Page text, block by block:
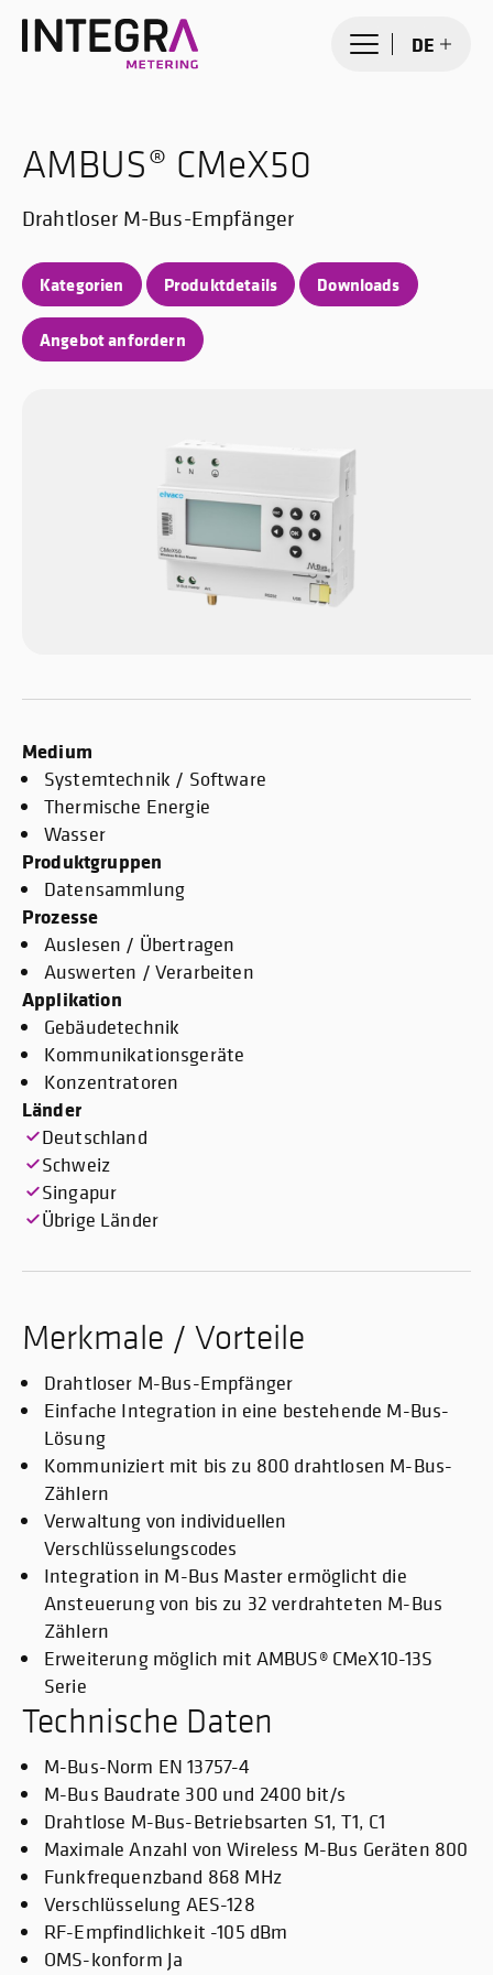
DE
AMBUS® CMeX50
Drahtloser M-Bus-Empfänger
Kategorien Produktdetails Downloads
Angebot anfordern
Medium
Systemtechnik / Software
Thermische Energie
Wasser
Produktgruppen
Datensammlung
Prozesse
Auslesen / Übertragen
Auswerten / Verarbeiten
Applikation
Gebäudetechnik
Kommunikationsgeräte
Konzentratoren
Länder
Deutschland
Schweiz
Singapur
Übrige Länder
Merkmale / Vorteile
Drahtloser M-Bus-Empfänger
Einfache Integration in eine bestehende M-Bus-
Lösung
Kommuniziert mit bis zu 800 drahtlosen M-Bus-
Zählern
Verwaltung von individuellen
Verschlüsselungscodes
Integration in M-Bus Master ermöglicht die
Ansteuerung von bis zu 32 verdrahteten M-Bus
Zählern
Erweiterung möglich mit AMBUS® CMeX10-13S
Serie
Technische Daten
M-Bus-Norm EN 13757-4
M-Bus Baudrate 300 und 2400 bit/s
Drahtlose M-Bus-Betriebsarten S1, T1, C1
Maximale Anzahl von Wireless M-Bus Geräten 800
Funkfrequenzband 868 MHz
Verschlüsselung AES-128
RF-Empfindlichkeit -105 dBm
OMS-konform Ja